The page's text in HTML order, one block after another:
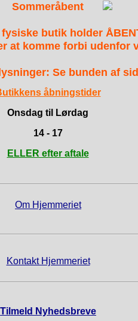
Sommeråbent
butik holder
at komme forbi udenfor
Se bunden af
åbningstider
Onsdag til Lørdag
14 - 17
ELLER efter aftale
Om Hjemmeriet
Kontakt Hjemmeriet
Tilmeld Nyhedsbreve